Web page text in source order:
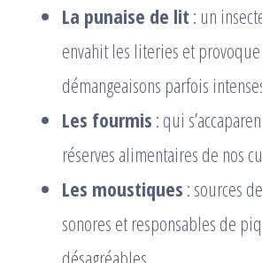
La punaise de lit : un
envahit les literies et
démangeaisons parfois
Les fourmis : qui
réserves alimentaires de nos
Les moustiques : sources
sonores et responsables de